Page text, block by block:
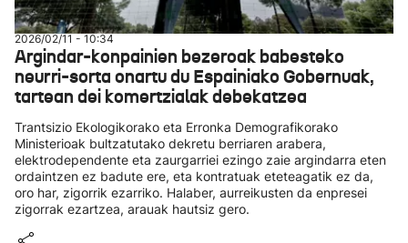
2026/02/11 - 10:34
Argindar-konpainien bezeroak babesteko
neurri-sorta onartu du Espainiako Gobernuak,
tartean dei komertzialak debekatzea
Trantsizio Ekologikorako eta Erronka Demografikorako
Ministerioak bultzatutako dekretu berriaren arabera,
elektrodependente eta zaurgarriei ezingo zaie argindarra eten
ordaintzen ez badute ere, eta kontratuak eteteagatik ez da,
oro har, zigorrik ezarriko. Halaber, aurreikusten da enpresei
zigorrak ezartzea, arauak hautsiz gero.